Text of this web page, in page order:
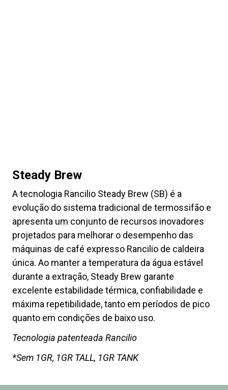
Steady Brew
A tecnologia Rancilio Steady Brew (SB) é a
evolução do sistema tradicional de termossifão e
apresenta um conjunto de recursos inovadores
projetados para melhorar o desempenho das
máquinas de café expresso Rancilio de caldeira
única. Ao manter a temperatura da água estável
durante a extração, Steady Brew garante
excelente estabilidade térmica, confiabilidade e
máxima repetibilidade, tanto em períodos de pico
quanto em condições de baixo uso.
Tecnologia patenteada Rancilio
*Sem 1GR, 1GR TALL, 1GR TANK